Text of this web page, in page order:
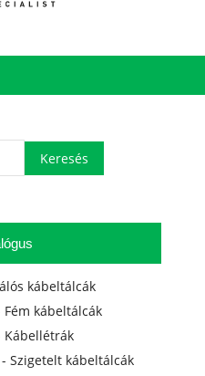
kábeltálcák
Fém kábeltálcák
Kábellétrák
- Szigetelt kábeltálcák